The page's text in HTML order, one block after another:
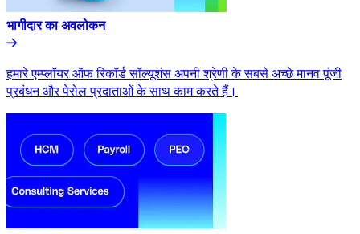
भागीदार का अवलोकन​​
हमारे एम्प्लॉयर ऑफ रिकॉर्ड सॉल्यूशंस अपनी श्रेणी के सबसे अच्छे मानव पूंजी
प्रबंधन और पेरोल प्रदाताओं के साथ काम करते हैं।​​